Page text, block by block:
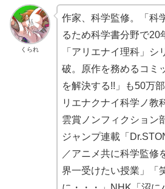
くられ
作家、科学監修。「科
るため科学書分野で20
「アリエナイ理科」シ
破。原作を務めるコミ
を解決する!!」も50万
リエナクナイ科学ノ教
雲賞ノンフィクション
ジャンプ連載「
／アニメ共に科学監修
界一受けたい授業」「